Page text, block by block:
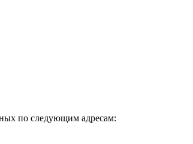
по следующим адресам: